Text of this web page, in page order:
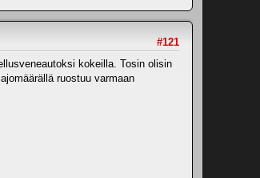
#121
kokeilla. Tosin olisin
ruostuu varmaan